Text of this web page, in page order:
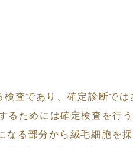
査であり、確定診断で
ためには確定検査を行う
る部分から絨毛細胞を